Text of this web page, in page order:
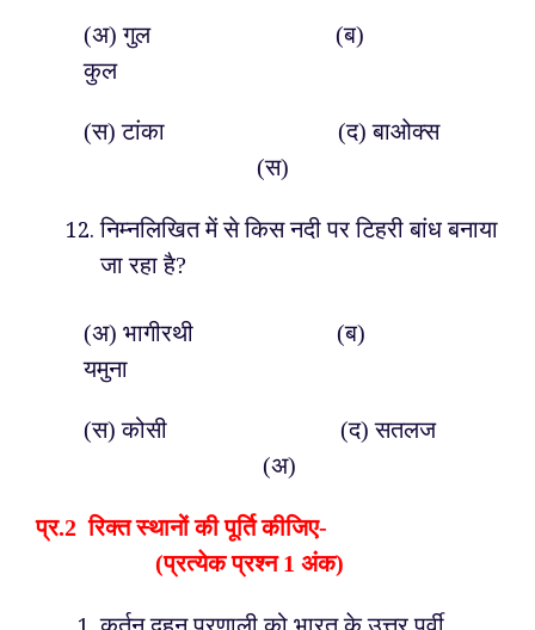
(अ) गुल (ब)
कुल
(स) टांका (द) बाओक्स
(स)
निम्नलिखित में से किस नदी पर टिहरी बांध बनाया
जा रहा है?
(अ) भागीरथी (ब)
यमुना
(स) कोसी (द) सतलज
(अ)
प्र.2 रिक्त स्थानों की पूर्ति कीजिए-
(प्रत्येक प्रश्न 1 अंक)